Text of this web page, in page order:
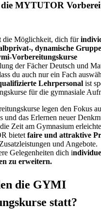
die MYTUTOR
die Möglichkeit, dich für
, dynamische
Vorbereitungskurse
der Fächer Deutsch und
du auch nur ein Fach
Lehrpersonal ist
für die gymnasiale
legen den Fokus
und das Erlernen neuer
Zeit am Gymnasium
bietetfaire und attraktive
und Angebote.
Gelegenheiten dich i
zu erweitern.
die GYMI
statt?